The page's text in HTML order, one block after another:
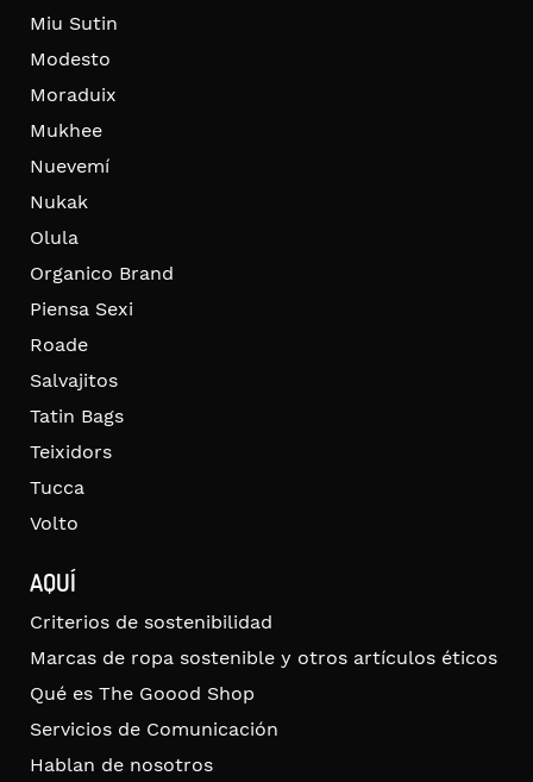
Miu Sutin
Modesto
Moraduix
Mukhee
Nuevemí
Nukak
Olula
Organico Brand
Piensa Sexi
Roade
Salvajitos
Tatin Bags
Teixidors
Tucca
Volto
AQUÍ
Criterios de sostenibilidad
Marcas de ropa sostenible y otros artículos éticos
Qué es The Goood Shop
Servicios de Comunicación
Hablan de nosotros